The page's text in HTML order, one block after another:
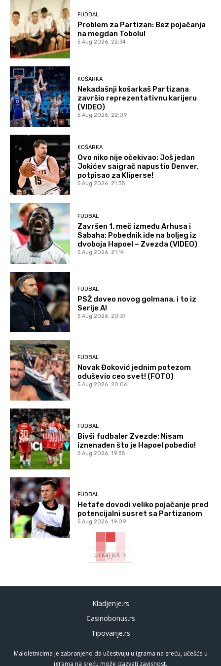
FUDBAL
Problem za Partizan: Bez pojačanja
na megdan Tobolu!
5 Aug 2026. 22:34
KOŠARKA
Nekadašnji košarkaš Partizana
završio reprezentativnu karijeru
(VIDEO)
5 Aug 2026. 22:09
KOŠARKA
Ovo niko nije očekivao: Još jedan
Jokićev saigrač napustio Denver,
potpisao za Kliperse!
5 Aug 2026. 21:38
FUDBAL
Završen 1. meč između Arhusa i
Sabaha: Pobednik ide na boljeg iz
dvoboja Hapoel – Zvezda (VIDEO)
5 Aug 2026. 21:14
FUDBAL
PSŽ doveo novog golmana, i to iz
Serije A!
5 Aug 2026. 20:37
FUDBAL
Novak Đoković jednim potezom
oduševio ceo svet! (FOTO)
5 Aug 2026. 20:06
FUDBAL
Bivši fudbaler Zvezde: Nisam
iznenađen što je Hapoel pobedio!
5 Aug 2026. 19:38
FUDBAL
Hetafe dovodi veliko pojačanje pred
potencijalni susret sa Partizanom
5 Aug 2026. 19:09
Učitaj još
Kladjenje.rs
Casinobonus.rs
Tipovanje.rs
Maloletnicima je zabranjeno da učestvuju u igrama na sreću, učešće u
igrama na sreću može izazvati zavisnost.